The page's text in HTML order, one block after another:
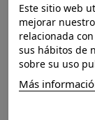
CON
1.8M
Este sitio web
mejorar
relacionada
sus hábitos de
sobre su uso
Más